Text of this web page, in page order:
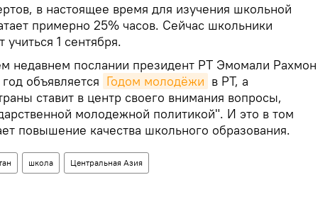
в настоящее время для изучения школьной
примерно 25% часов. Сейчас школьники
учиться 1 сентября.
недавнем послании президент РТ Эмомали Рахмон
объявляется Годом молодёжи в РТ, а
ставит в центр своего внимания вопросы,
молодежной политикой". И это в том
повышение качества школьного образования.
школа Центральная Азия